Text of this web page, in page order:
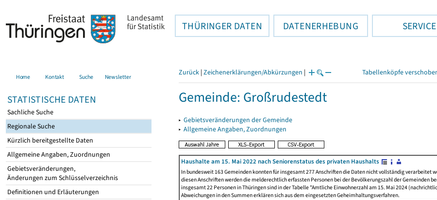
THÜRINGER DATEN DATENERHEBUNG SERVICE
Home Kontakt Suche Newsletter
STATISTISCHE DATEN
Sachliche Suche
Regionale Suche
Kürzlich bereitgestellte Daten
Allgemeine Angaben, Zuordnungen
Gebietsveränderungen,
Änderungen zum Schlüsselverzeichnis
Definitionen und Erläuterungen
Zurück | Zeichenerklärungen/Abkürzungen | Tabellenköpfe
Gemeinde: Großrudestedt
▸ Gebietsveränderungen der Gemeinde
▸ Allgemeine Angaben, Zuordnungen
Haushalte am 15. Mai 2022 nach Seniorenstatus des privaten Haushalts
In bundesweit 163 Gemeinden konnten für insgesamt 277 Anschriften die Daten nicht vollständig verarbeitet
diesen Anschriften werden die melderechtlich erfassten Personen bei der Bevölkerungszahl der Gemeinden
insgesamt 22 Personen in Thüringen sind in der Tabelle "Amtliche Einwohnerzahl am 15. Mai 2024
Abweichungen in den Summen erklären sich aus dem eingesetzten Geheimhaltungsverfahren.